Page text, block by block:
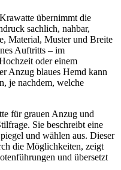
übernimmt die
sachlich, nahbar,
Material, Muster und Breite
Auftritts – im
oder einem
Anzug blaues Hemd kann
je nachdem, welche
für grauen Anzug und
Sie beschreibt eine
und wählen aus. Dieser
die Möglichkeiten, zeigt
und übersetzt